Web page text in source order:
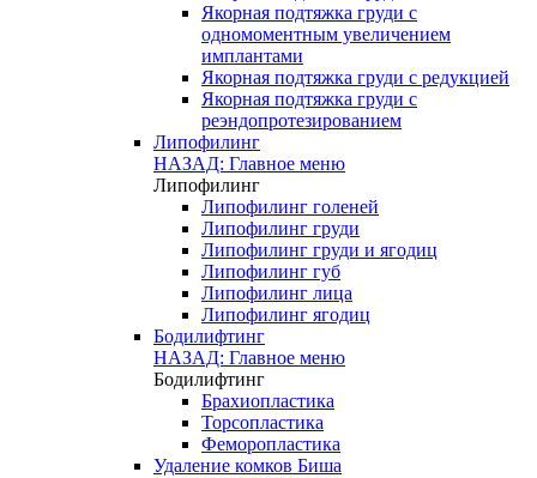
Якорная подтяжка груди с
одномоментным увеличением
имплантами
Якорная подтяжка груди с редукцией
Якорная подтяжка груди с
реэндопротезированием
Липофилинг
НАЗАД: Главное меню
Липофилинг
Липофилинг голеней
Липофилинг груди
Липофилинг груди и ягодиц
Липофилинг губ
Липофилинг лица
Липофилинг ягодиц
Бодилифтинг
НАЗАД: Главное меню
Бодилифтинг
Брахиопластика
Торсопластика
Феморопластика
Удаление комков Биша